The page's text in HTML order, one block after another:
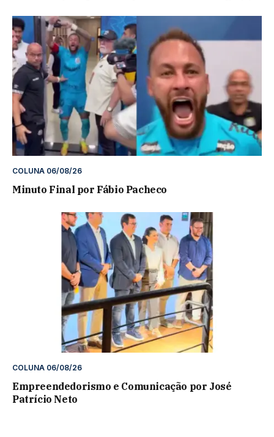
COLUNA 06/08/26
Minuto Final por Fábio Pacheco
COLUNA 06/08/26
Empreendedorismo e Comunicação por José
Patrício Neto